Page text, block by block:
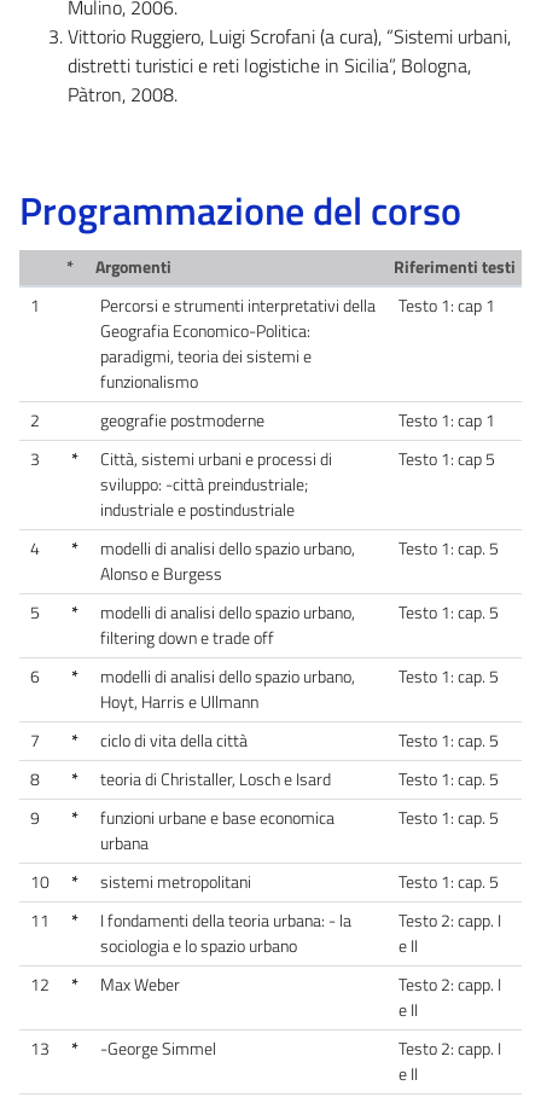
Mulino, 2006.
Vittorio Ruggiero, Luigi Scrofani (a cura), “Sistemi urbani,
distretti turistici e reti logistiche in Sicilia”, Bologna,
Pàtron, 2008.
Programmazione del corso
* Argomenti
Riferimenti testi
1
Percorsi e strumenti interpretativi della
Geografia Economico-Politica:
paradigmi, teoria dei sistemi e
funzionalismo
Testo 1: cap 1
2 geografie postmoderne
Testo 1: cap 1
3
*
Città, sistemi urbani e processi di
sviluppo: -città preindustriale;
industriale e postindustriale
Testo 1: cap 5
4 *
modelli di analisi dello spazio urbano,
Alonso e Burgess
Testo 1: cap. 5
5 *
modelli di analisi dello spazio urbano,
filtering down e trade off
Testo 1: cap. 5
6 *
modelli di analisi dello spazio urbano,
Hoyt, Harris e Ullmann
Testo 1: cap. 5
7 * ciclo di vita della città
Testo 1: cap. 5
8
* teoria di Christaller, Losch e Isard
Testo 1: cap. 5
9
*
funzioni urbane e base economica
urbana
Testo 1: cap. 5
10 * sistemi metropolitani
Testo 1: cap. 5
11
*
I fondamenti della teoria urbana: - la
sociologia e lo spazio urbano
Testo 2: capp. I
e II
12
* Max Weber
Testo 2: capp. I
e II
13
* -George Simmel
Testo 2: capp. I
e II